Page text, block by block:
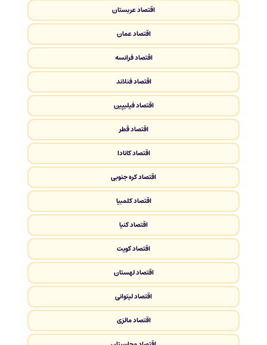
اقتصاد عربستان
اقتصاد عمان
اقتصاد فرانسه
اقتصاد فنلاند
اقتصاد فیلیپین
اقتصاد قطر
اقتصاد کانادا
اقتصاد کره جنوبی
اقتصاد کلمبیا
اقتصاد کنیا
اقتصاد کویت
اقتصاد لهستان
اقتصاد لیتوانی
اقتصاد مالزی